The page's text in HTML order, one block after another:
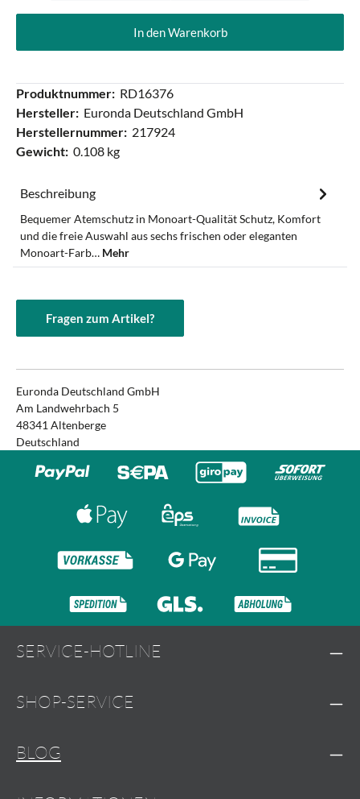
In den Warenkorb
Produktnummer: RD16376
Hersteller: Euronda Deutschland GmbH
Herstellernummer: 217924
Gewicht: 0.108 kg
Beschreibung
Bequemer Atemschutz in Monoart-Qualität Schutz, Komfort
und die freie Auswahl aus sechs frischen oder eleganten
Monoart-Farb… Mehr
Fragen zum Artikel?
Euronda Deutschland GmbH
Am Landwehrbach 5
48341 Altenberge
Deutschland
SERVICE-HOTLINE
SHOP-SERVICE
BLOG